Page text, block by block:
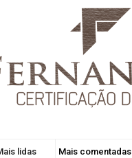
lidas Mais comentadas